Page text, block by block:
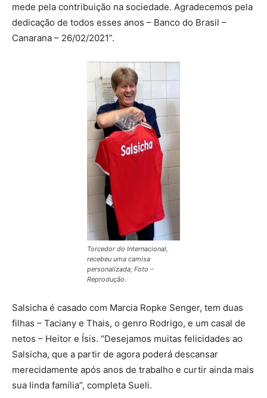
mede pela contribuição na sociedade. Agradecemos pela
dedicação de todos esses anos – Banco do Brasil –
Canarana – 26/02/2021”.
Torcedor do Internacional,
recebeu uma camisa
personalizada; Foto –
Reprodução.
Salsicha é casado com Marcia Ropke Senger, tem duas
filhas – Taciany e Thais, o genro Rodrigo, e um casal de
netos – Heitor e Ísis. “Desejamos muitas felicidades ao
Salsicha, que a partir de agora poderá descansar
merecidamente após anos de trabalho e curtir ainda mais
sua linda família”, completa Sueli.